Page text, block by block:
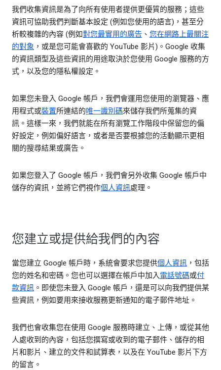
我們收集資訊是為了向所有使用者提供更優質的服務；這些
資訊可協助我們判斷基本設定 (例如您使用的語言)，甚至分
析較複雜的內容 (例如對您最實用的廣告 、 您在網路上最關注
的對象 ，或是您可能會喜歡的 YouTube 影片)。Google 收集
的資訊類型及這些資訊的用途取決於您使用 Google 服務的方
式，以及您的隱私權設定。
如果您未登入 Google 帳戶，我們會運用您使用的瀏覽器、應
用程式或裝置所連結的唯一識別碼來儲存我們所蒐集的資
訊。這樣一來，我們就能在所有瀏覽工作階段中保留您的偏
好設定，例如偏好語言，或者是否要根據您的活動顯示更相
關的搜尋結果或廣告。
如果您登入了 Google 帳戶，我們會另外收集 Google 帳戶中
儲存的資訊，並將它們視作個人資訊處理。
您建立或提供給我們的內容
當您建立 Google 帳戶時，系統會要求您提供個人資訊 ，包括
您的姓名和密碼。您也可以選擇在帳戶中加入電話號碼或付
款資訊 。即使您未登入 Google 帳戶，還是可以向我們提供某
些資訊，例如要用來接收服務更新通知的電子郵件地址。
我們也會收集您在使用 Google 服務時建立、上傳，或從其他
人處收到的內容，包括您撰寫或收到的電子郵件、儲存的相
片和影片、建立的文件和試算表，以及在 YouTube 影片下方
的留言。